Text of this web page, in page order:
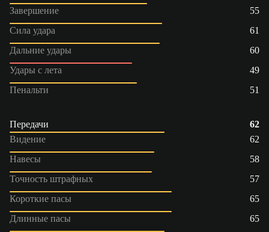
Завершение
55
Сила удара
61
Дальние удары
60
Удары с лета
49
Пенальти
51
Передачи
62
Видение
62
Навесы
58
Точность штрафных
57
Короткие пасы
65
Длинные пасы
65